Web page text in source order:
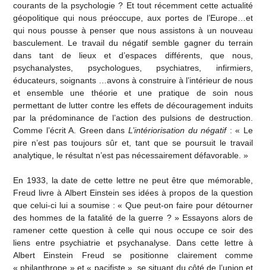
courants de la psychologie ? Et tout récemment cette actualité
géopolitique qui nous préoccupe, aux portes de l’Europe…et
qui nous pousse à penser que nous assistons à un nouveau
basculement. Le travail du négatif semble gagner du terrain
dans tant de lieux et d’espaces différents, que nous,
psychanalystes, psychologues, psychiatres, infirmiers,
éducateurs, soignants …avons à construire à l’intérieur de nous
et ensemble une théorie et une pratique de soin nous
permettant de lutter contre les effets de découragement induits
par la prédominance de l’action des pulsions de destruction.
Comme l’écrit A. Green dans L’intériorisation du négatif: « Le
pire n’est pas toujours sûr et, tant que se poursuit le travail
analytique, le résultat n’est pas nécessairement défavorable. »
En 1933, la date de cette lettre ne peut être que mémorable,
Freud livre à Albert Einstein ses idées à propos de la question
que celui-ci lui a soumise : « Que peut-on faire pour détourner
des hommes de la fatalité de la guerre ? » Essayons alors de
ramener cette question à celle qui nous occupe ce soir des
liens entre psychiatrie et psychanalyse. Dans cette lettre à
Albert Einstein Freud se positionne clairement comme
« philanthrope » et « pacifiste », se situant du côté de l’union et